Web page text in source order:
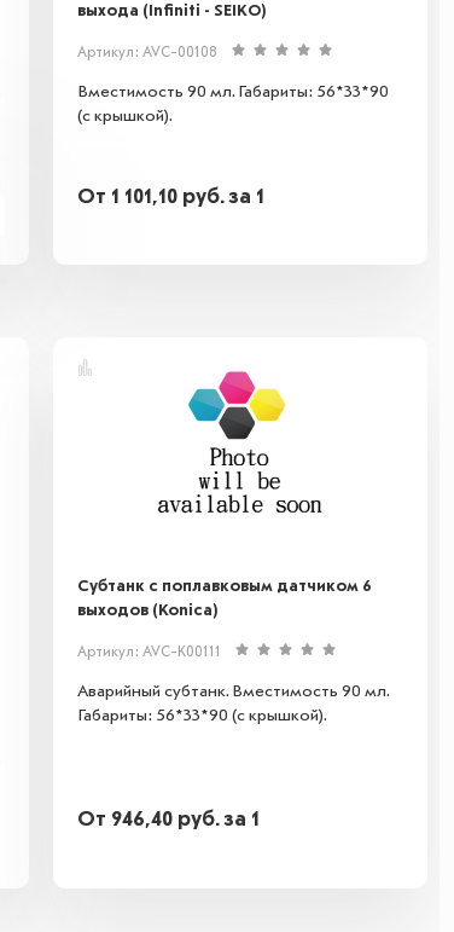
выхода (Infiniti - SEIKO)
Артикул: AVC-00108
Вместимость 90 мл. Габариты: 56*33*90
(с крышкой).
От 1 101,10 руб.за 1
Субтанк с поплавковым датчиком 6
выходов (Konica)
Артикул: AVC-K00111
Аварийный субтанк. Вместимость 90 мл.
Габариты: 56*33*90 (с крышкой).
От 946,40 руб.за 1